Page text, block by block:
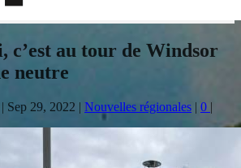
c’est au tour de Windsor
neutre
| Sep 29, 2022 | Nouvelles régionales | 0 |